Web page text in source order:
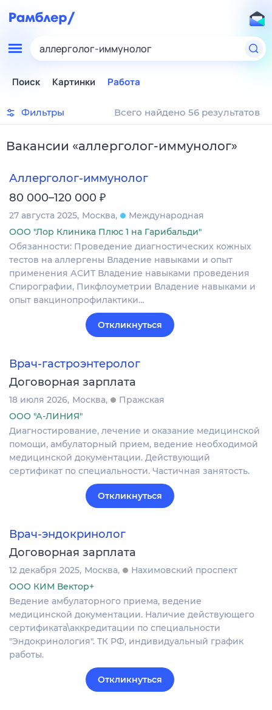
аллерголог-иммунолог
Поиск Картинки Работа
Фильтры Всего найдено 56 результатов
Вакансии «аллерголог-иммунолог»
Аллерголог-иммунолог
80 000–120 000 ₽
27 августа 2025 Москва
Международная
ООО "Лор Клиника Плюс 1 на Гарибальди"
Обязанности: Проведение диагностических кожных
тестов на аллергены Владение навыками и опыт
применения АСИТ Владение навыками проведения
Спирографии, Пикфлоуметрии Владение навыками и
опыт вакцинопрофилактики…
Откликнуться
Врач-гастроэнтеролог
Договорная зарплата
18 июля 2026 Москва
Пражская
ООО "А-ЛИНИЯ"
Диагностирование, лечение и оказание медицинской
помощи, амбулаторный прием, ведение необходимой
медицинской документации. Действующий
сертификат по специальности. Частичная занятость.
Откликнуться
Врач-эндокринолог
Договорная зарплата
12 декабря 2025 Москва
Нахимовский проспект
ООО КИМ Вектор+
Ведение амбулаторного приема, ведение
медицинской документации. Наличие действующего
сертификата\аккредитации по специальности
"Эндокринология". ТК РФ, индивидуальный график
работы.
Откликнуться